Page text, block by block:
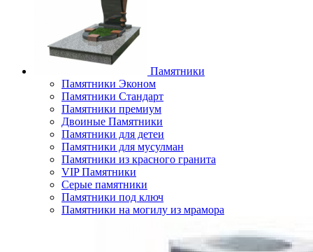
Памятники
Памятники Эконом
Памятники Стандарт
Памятники премиум
Двоиные Памятники
Памятники для детеи
Памятники для мусулман
Памятники из красного гранита
VIP Памятники
Серые памятники
Памятники под ключ
Памятники на могилу из мрамора